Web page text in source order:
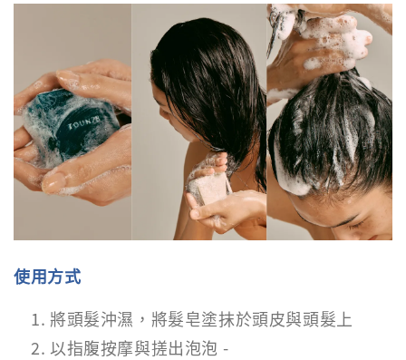
使用方式
將頭髮沖濕，將髮皂塗抹於頭皮與頭髮上
以指腹按摩與搓出泡泡 -